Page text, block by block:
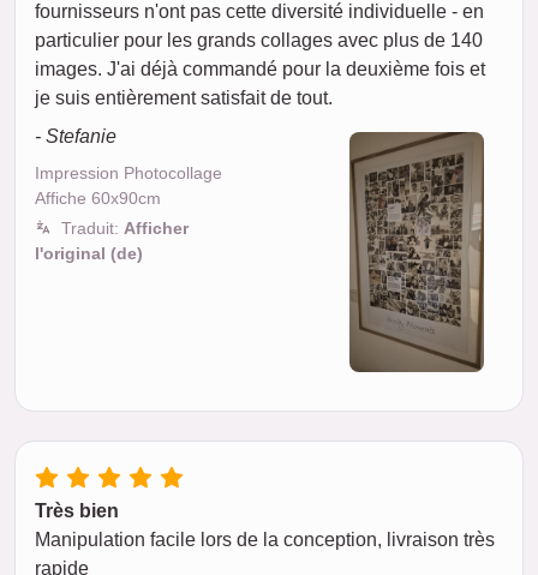
fournisseurs n'ont pas cette diversité individuelle - en
particulier pour les grands collages avec plus de 140
images. J'ai déjà commandé pour la deuxième fois et
je suis entièrement satisfait de tout.
- Stefanie
Impression Photocollage
Affiche 60x90cm
Traduit: Afficher
l'original (de)
Très bien
Manipulation facile lors de la conception, livraison très
rapide